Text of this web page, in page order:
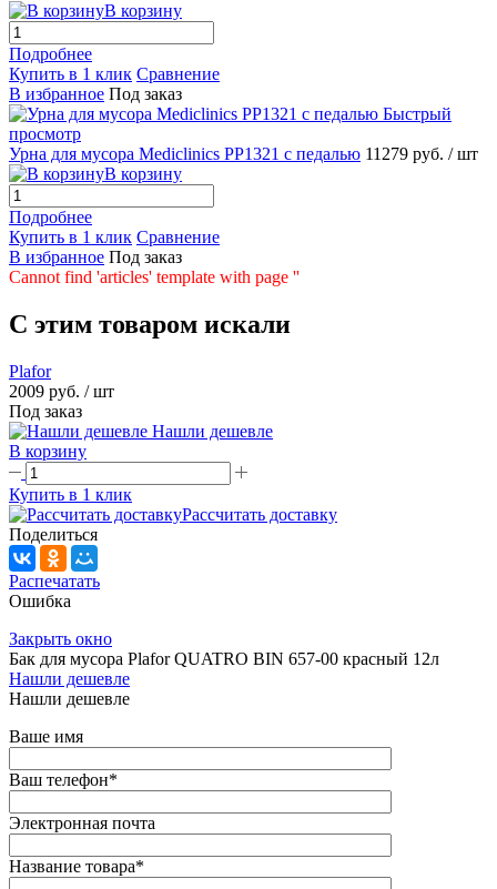
В корзину
Подробнее
Купить в 1 клик Сравнение
В избранное Под заказ
Быстрый
просмотр
Урна для мусора Mediclinics PP1321 с педалью 11279 руб. / шт
В корзину
Подробнее
Купить в 1 клик Сравнение
В избранное Под заказ
Cannot find 'articles' template with page ''
C этим товаром искали
Plafor
2009 руб. / шт
Под заказ
Нашли дешевле
В корзину
Купить в 1 клик
Рассчитать доставку
Поделиться
Распечатать
Ошибка
Закрыть окно
Бак для мусора Plafor QUATRO BIN 657-00 красный 12л
Нашли дешевле
Нашли дешевле
Ваше имя
Ваш телефон*
Электронная почта
Название товара*